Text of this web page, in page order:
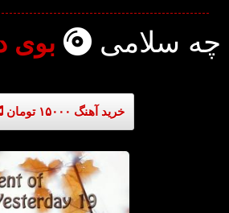
چه سلامی بوی
خرید آهنگ ۱۵۰۰۰ تومان